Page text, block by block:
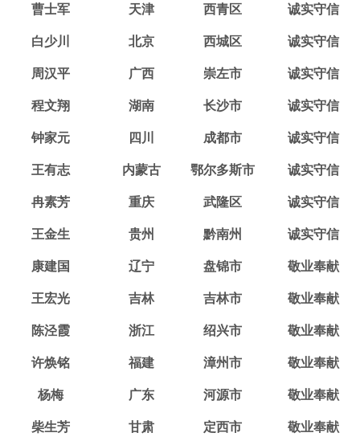
曹士军 天津 西青区 诚实守信
白少川 北京 西城区 诚实守信
周汉平 广西 崇左市 诚实守信
程文翔 湖南 长沙市 诚实守信
钟家元 四川 成都市 诚实守信
王有志 内蒙古 鄂尔多斯市 诚实守信
冉素芳 重庆 武隆区 诚实守信
王金生 贵州 黔南州 诚实守信
康建国 辽宁 盘锦市 敬业奉献
王宏光 吉林 吉林市 敬业奉献
陈泾霞 浙江 绍兴市 敬业奉献
许焕铭 福建 漳州市 敬业奉献
杨梅 广东 河源市 敬业奉献
柴生芳 甘肃 定西市 敬业奉献